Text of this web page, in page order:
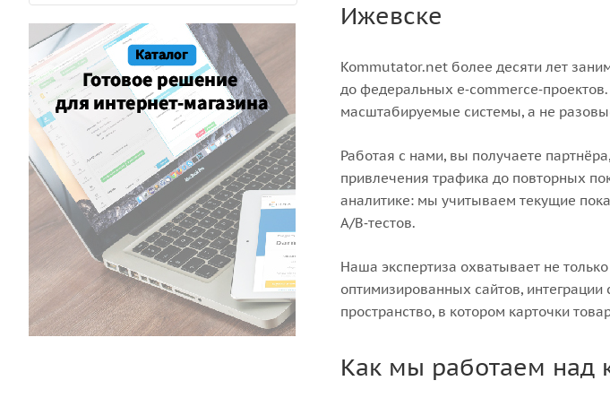
Ижевске
Kommutator.net более десяти лет
до федеральных
масштабируемые системы, а не
Работая с нами, вы получаете
привлечения трафика до повторных
аналитике: мы учитываем текущие
A/B‑тестов.
Наша экспертиза охватывает не
оптимизированных сайтов,
пространство, в котором карточки
Как мы работаем над